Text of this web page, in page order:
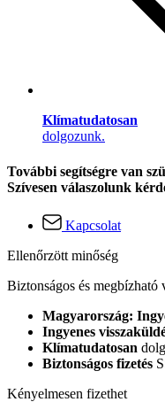
Klímatudatosan
dolgozunk.
További segítségre van
Szívesen válaszolunk
Kapcsolat
Ellenőrzött minőség
Biztonságos és megbízható
Magyarország:
Ingyenes
Klímatudatosan
Biztonságos fizetés
Kényelmesen fizethet